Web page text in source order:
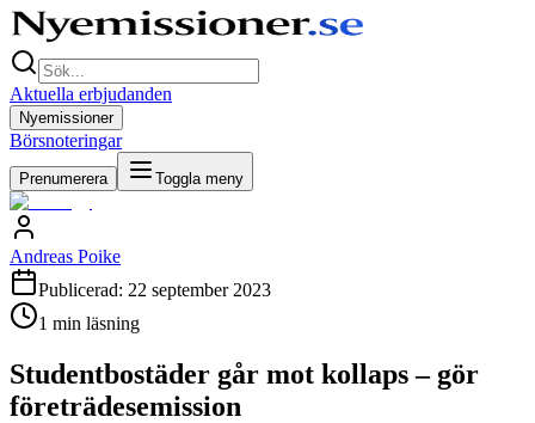
Aktuella erbjudanden
Nyemissioner
Börsnoteringar
Prenumerera Toggla meny
Andreas Poike
Publicerad: 22 september 2023
1 min läsning
Studentbostäder går mot kollaps – gör
företrädesemission